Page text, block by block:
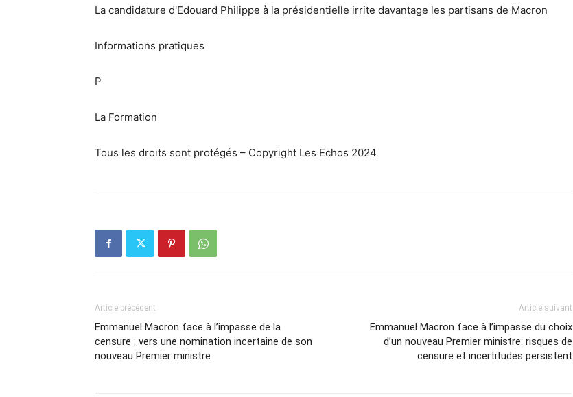
La candidature d'Edouard Philippe à la présidentielle irrite davantage les partisans de Macron
Informations pratiques
P
La Formation
Tous les droits sont protégés – Copyright Les Echos 2024
Article précédent
Emmanuel Macron face à l’impasse de la
censure : vers une nomination incertaine de son
nouveau Premier ministre
Article suivant
Emmanuel Macron face à l’impasse du choix
d’un nouveau Premier ministre: risques de
censure et incertitudes persistent